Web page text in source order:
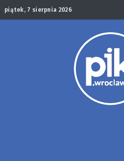
piątek, 7 sierpnia 2026